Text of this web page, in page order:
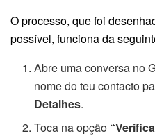
O processo, que foi
possível, funciona da
Abre uma conversa no
nome do teu contacto
Detalhes.
Toca na opção